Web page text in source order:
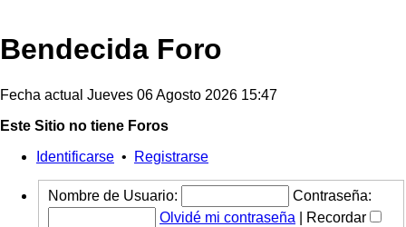
Bendecida Foro
Fecha actual Jueves 06 Agosto 2026 15:47
Este Sitio no tiene Foros
Identificarse • Registrarse
Nombre de Usuario:
Contraseña:
Olvidé mi contraseña
Recordar